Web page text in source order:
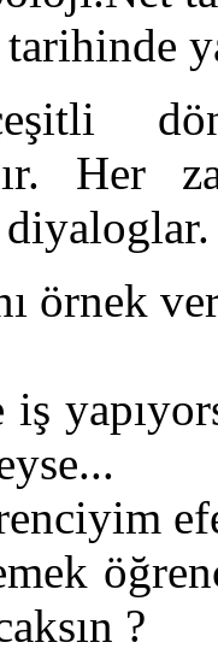
Her
diyaloglar.
örnek
iş
?